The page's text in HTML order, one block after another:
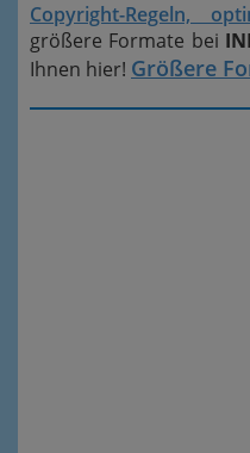
Copyright-Regeln,
größere Formate bei
Ihnen hier! Größere